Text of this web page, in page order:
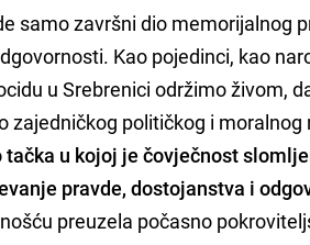
samo završni dio memorijalnog
Kao pojedinci, kao
u Srebrenici održimo živom,
zajedničkog političkog i moralnog
u kojoj je čovječnost
pravde, dostojanstva i
preuzela počasno